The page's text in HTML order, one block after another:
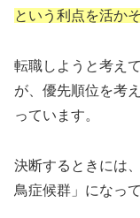
という利点を活か
転職しようと考え
が、優先順位を考
っています。
決断するときには
鳥症候群」になっ